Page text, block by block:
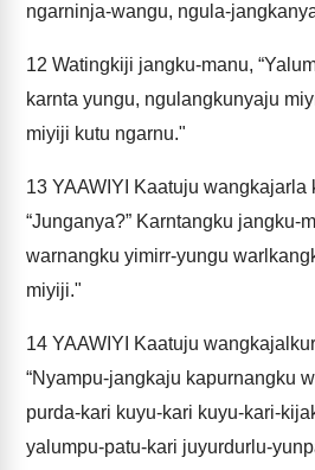
ngarninja-wangu, ngula-
12 Watingkiji jangku-manu,
karnta yungu, ngulangkunyaju
miyiji kutu ngarnu."
13 YAAWIYI Kaatuju wangkajarla
“Junganya?” Karntangku jangku-
warnangku yimirr-yungu
miyiji."
14 YAAWIYI Kaatuju
“Nyampu-jangkaju kapurnangku
purda-kari kuyu-kari kuyu-kari-
yalumpu-patu-kari juyurdurlu-